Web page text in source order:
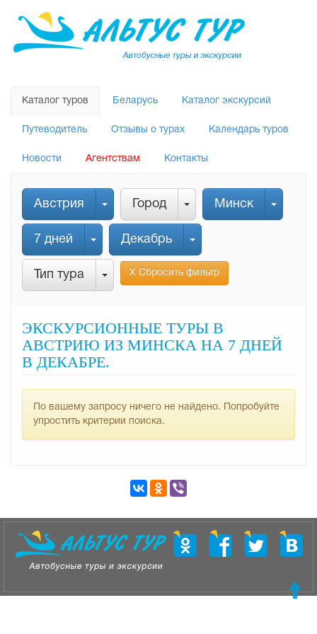
Каталог туров Беларусь Каталог экскурсий
Путеводитель Отзывы о турах Календарь туров
Новости Агентствам Контакты
Австрия Город Минск
7 дней Декабрь
Тип тура Х Сбросить фильтр
ЭКСКУРСИОННЫЕ ТУРЫ В
АВСТРИЮ ИЗ МИНСКА НА 7 ДНЕЙ
В ДЕКАБРЕ.
По вашему запросу ничего не найдено. Попробуйте
упростить критерии поиска.